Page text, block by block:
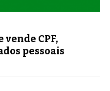
CPF,
pessoais